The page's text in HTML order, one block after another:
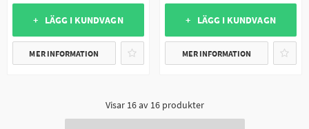
+ LÄGG I KUNDVAGN
MER INFORMATION
+ LÄGG I KUNDVAGN
MER INFORMATION
Visar 16av 16produkter